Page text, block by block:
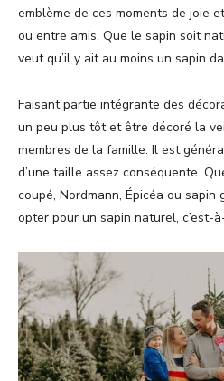
emblème de ces moments de joie
ou entre amis. Que le sapin soit
veut qu’il y ait au moins un sapin
Faisant partie intégrante des
un peu plus tôt et être décoré la
membres de la famille. Il est
d’une taille assez conséquente.
coupé, Nordmann, Épicéa ou
opter pour un sapin naturel, c’est-